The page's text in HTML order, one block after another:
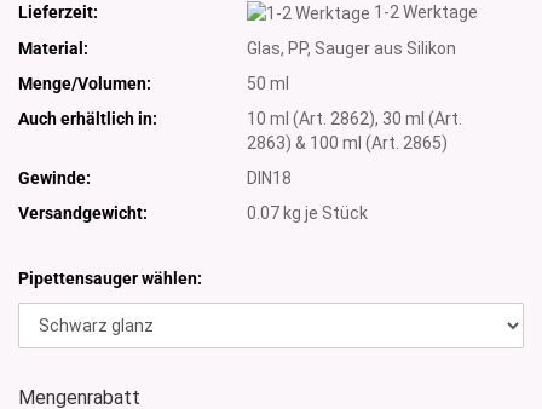
Lieferzeit:
1-2 Werktage
Material:
Glas, PP, Sauger aus Silikon
Menge/Volumen:
50 ml
Auch erhältlich in:
10 ml (Art. 2862), 30 ml (Art.
2863) & 100 ml (Art. 2865)
Gewinde:
DIN18
Versandgewicht:
0.07 kg je Stück
Pipettensauger wählen:
Mengenrabatt